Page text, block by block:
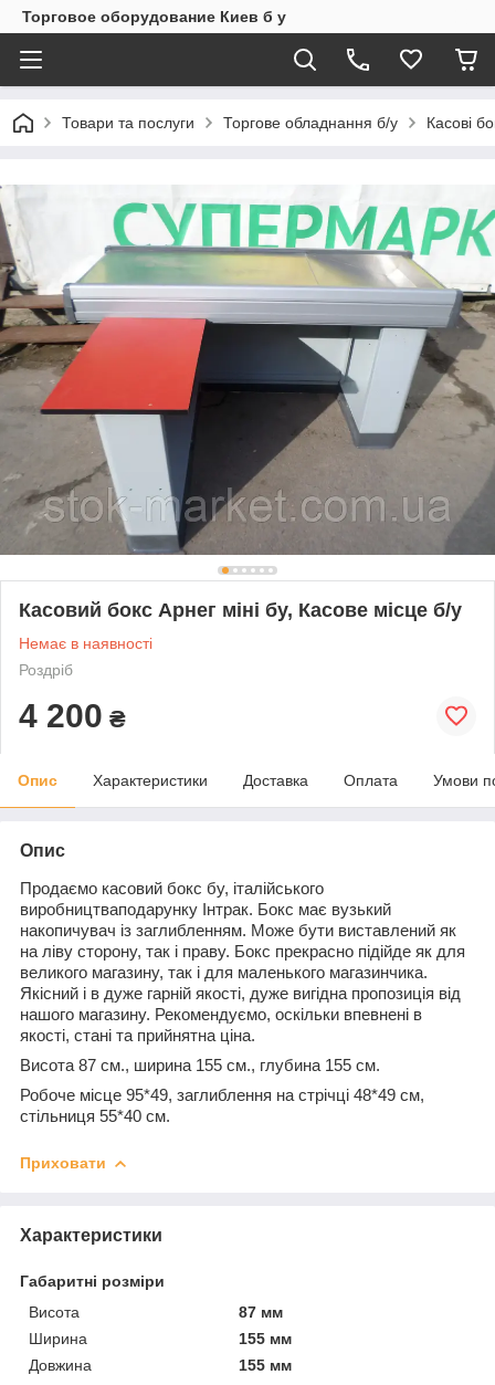
Торговое оборудование Киев б у
Товари та послуги Торгове обладнання б/у Касові
Касовий бокс Арнег міні бу, Касове місце б/у
Немає в наявності
Роздріб
4 200 ₴
Опис Характеристики Доставка Оплата Умови
Опис
Продаємо касовий бокс бу, італійського
виробництваподарунку Інтрак. Бокс має вузький
накопичувач із заглибленням. Може бути виставлений як
на ліву сторону, так і праву. Бокс прекрасно підійде як для
великого магазину, так і для маленького магазинчика.
Якісний і в дуже гарній якості, дуже вигідна пропозиція від
нашого магазину. Рекомендуємо, оскільки впевнені в
якості, стані та прийнятна ціна.
Висота 87 см., ширина 155 см., глубина 155 см.
Робоче місце 95*49, заглиблення на стрічці 48*49 см,
стільниця 55*40 см.
Приховати
Характеристики
Габаритні розміри
Висота
87 мм
Ширина
155 мм
Довжина
155 мм